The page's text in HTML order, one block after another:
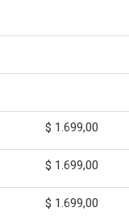
$ 1.699,00
$ 1.699,00
$ 1.699,00